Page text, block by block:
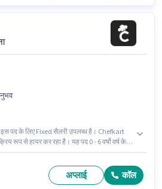
पद के लिए Fixed सैलरी उपलब्ध है। Chefkart
रूप से हायर कर रहा है। यह पद 0 - 6 वर्षो वर्ष के
कर सकते हैं।
अप्लाई कॉल